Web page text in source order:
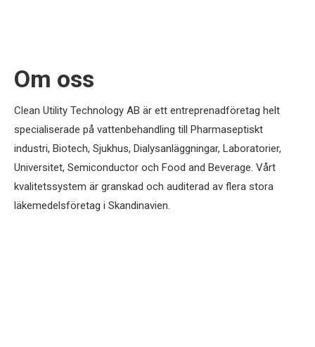
Om oss
Clean Utility Technology AB är ett entreprenadföretag helt
specialiserade på vattenbehandling till Pharmaseptiskt
industri, Biotech, Sjukhus, Dialysanläggningar, Laboratorier,
Universitet, Semiconductor och Food and Beverage. Vårt
kvalitetssystem är granskad och auditerad av flera stora
läkemedelsföretag i Skandinavien.